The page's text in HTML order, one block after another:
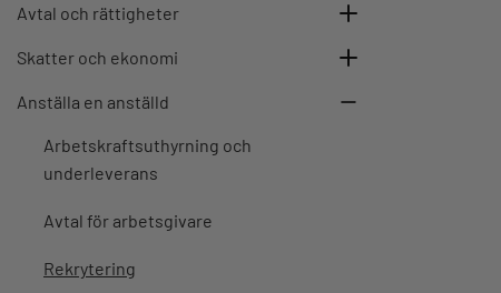
Avtal och rättigheter
Skatter och ekonomi
Anställa en anställd
Arbetskraftsuthyrning och
underleverans
Avtal för arbetsgivare
Rekrytering